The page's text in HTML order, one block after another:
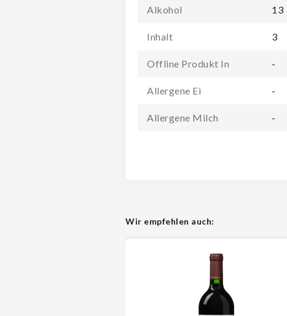
Alkohol 13
Inhalt 3
Offline Produkt In -
Allergene Ei -
Allergene Milch -
Wir empfehlen auch: